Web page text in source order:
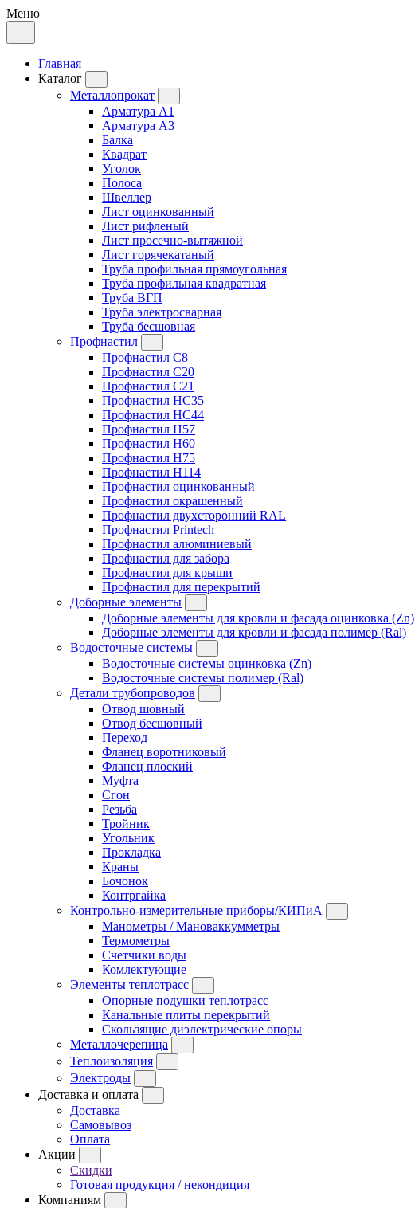
Меню
Главная
Каталог
Металлопрокат
Арматура А1
Арматура А3
Балка
Квадрат
Уголок
Полоса
Швеллер
Лист оцинкованный
Лист рифленый
Лист просечно-вытяжной
Лист горячекатаный
Труба профильная прямоугольная
Труба профильная квадратная
Труба ВГП
Труба электросварная
Труба бесшовная
Профнастил
Профнастил C8
Профнастил C20
Профнастил C21
Профнастил HC35
Профнастил HC44
Профнастил H57
Профнастил H60
Профнастил H75
Профнастил H114
Профнастил оцинкованный
Профнастил окрашенный
Профнастил двухсторонний RAL
Профнастил Printech
Профнастил алюминиевый
Профнастил для забора
Профнастил для крыши
Профнастил для перекрытий
Доборные элементы
Доборные элементы для кровли и фасада оцинковка (Zn)
Доборные элементы для кровли и фасада полимер (Ral)
Водосточные системы
Водосточные системы оцинковка (Zn)
Водосточные системы полимер (Ral)
Детали трубопроводов
Отвод шовный
Отвод бесшовный
Переход
Фланец воротниковый
Фланец плоский
Муфта
Сгон
Резьба
Тройник
Угольник
Прокладка
Краны
Бочонок
Контргайка
Контрольно-измерительные приборы/КИПиА
Манометры / Мановаккумметры
Термометры
Счетчики воды
Комлектующие
Элементы теплотрасс
Опорные подушки теплотрасс
Канальные плиты перекрытий
Скользящие диэлектрические опоры
Металлочерепица
Теплоизоляция
Электроды
Доставка и оплата
Доставка
Самовывоз
Оплата
Акции
Скидки
Готовая продукция / некондиция
Компаниям